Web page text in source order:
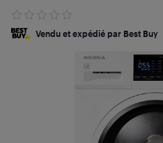
Vendu et expédié par Best Buy